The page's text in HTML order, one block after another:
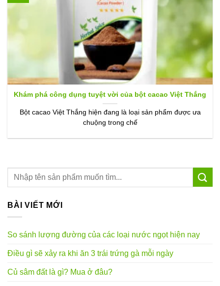
Khám phá công dụng tuyệt vời của bột cacao Việt Thắng
Bột cacao Việt Thắng hiện đang là loại sản phẩm được ưa
chuộng trong chế
BÀI VIẾT MỚI
So sánh lượng đường của các loại nước ngọt hiện nay
Điều gì sẽ xảy ra khi ăn 3 trái trứng gà mỗi ngày
Củ sâm đất là gì? Mua ở đâu?